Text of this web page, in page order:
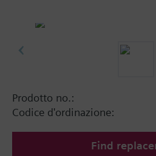
Prodotto no.:
Codice d'ordinazione:
Find